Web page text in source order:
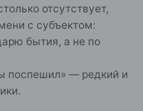
отсутствует,
с субъектом:
бытия, а не по
поспешил» — редкий и